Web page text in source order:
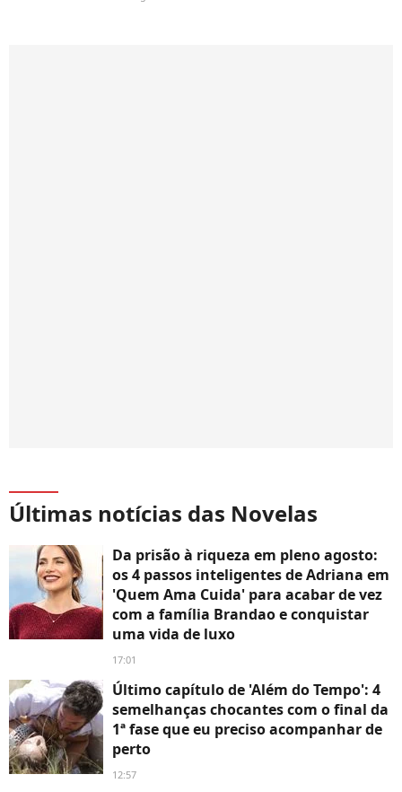
Últimas notícias das Novelas
Da prisão à riqueza em pleno agosto:
os 4 passos inteligentes de Adriana em
'Quem Ama Cuida' para acabar de vez
com a família Brandao e conquistar
uma vida de luxo
17:01
Último capítulo de 'Além do Tempo': 4
semelhanças chocantes com o final da
1ª fase que eu preciso acompanhar de
perto
12:57